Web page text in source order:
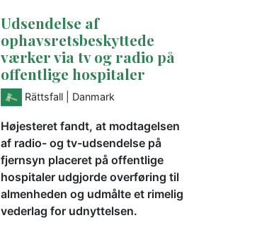
Udsendelse af
ophavsretsbeskyttede
værker via tv og radio på
offentlige hospitaler
Rättsfall | Danmark
Højesteret fandt, at modtagelsen
af radio- og tv-udsendelse på
fjernsyn placeret på offentlige
hospitaler udgjorde overføring til
almenheden og udmålte et rimelig
vederlag for udnyttelsen.